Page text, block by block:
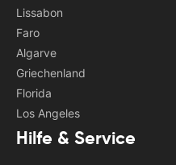
Lissabon
Faro
Algarve
Griechenland
Florida
Los Angeles
Hilfe & Service